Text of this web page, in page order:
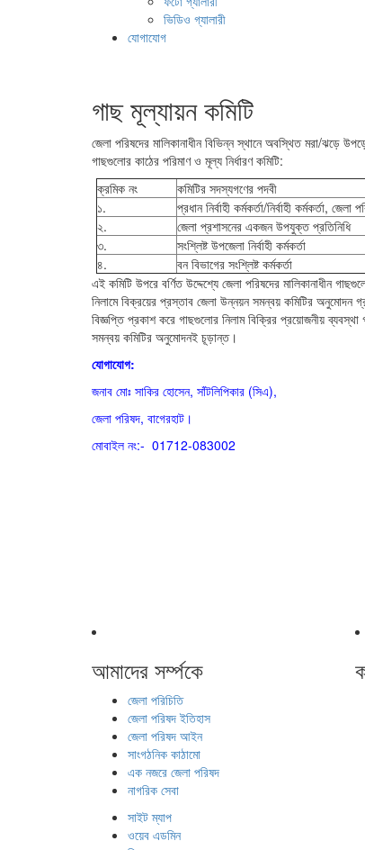
ভিডিও গ্যালারী
যোগাযোগ
গাছ মূল্যায়ন কমিটি
জেলা পরিষদের মালিকানাধীন বিভিন্ন স্থানে অবস্থিত মরা/ঝড়ে
গাছগুলোর কাঠের পরিমাণ ও মূল্য নির্ধারণ কমিটি:
ক্রমিক নং
কমিটির সদস্যগণের পদবী
১.
প্রধান নির্বাহী কর্মকর্তা/নির্বাহী কর্মকর্তা, জেলা
২.
জেলা প্রশাসনের একজন উপযুক্ত প্রতিনিধি
৩.
সংশ্লিষ্ট উপজেলা নির্বাহী কর্মকর্তা
৪.
বন বিভাগের সংশ্লিষ্ট কর্মকর্তা
এই কমিটি উপরে বর্ণিত উদ্দেশ্যে জেলা পরিষদের মালিকানাধীন
নিলামে বিক্রয়ের প্রস্তাব জেলা উন্নয়ন সমন্বয় কমিটির অনুমোদন
বিজ্ঞপ্তি প্রকাশ করে গাছগুলোর নিলাম বিক্রির প্রয়োজনীয়
সমন্বয় কমিটির অনুমোদনই চূড়ান্ত।
যোগাযোগ:
জনাব মোঃ সাকির হোসেন, সাঁটলিপিকার (সিএ),
জেলা পরিষদ, বাগেরহাট।
মোবাইল নং:- 01712-083002
আমাদের সর্ম্পকে
জেলা পরিচিতি
জেলা পরিষদ ইতিহাস
জেলা পরিষদ আইন
সাংগঠনিক কাঠামো
এক নজরে জেলা পরিষদ
নাগরিক সেবা
সাইট ম্যাপ
ওয়েব এডমিন